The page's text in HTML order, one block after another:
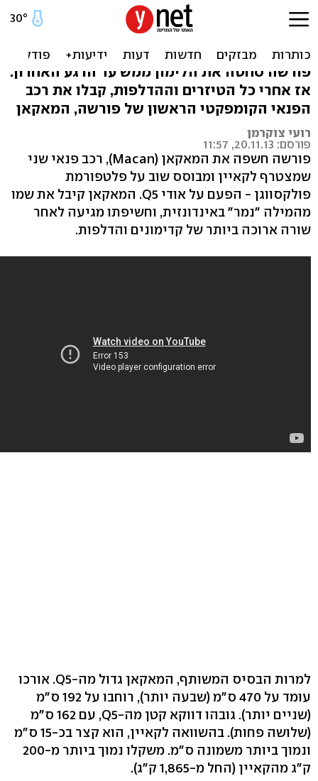
פורשה מאקאן - תמונות
וסרטונים רשמיים
פורשה סחטה את הלימון ממש עד הרגע האחרון.
אז אחרי כל הטיזרים וההדלפות, קבלו את רכב
הפנאי הקומפקטי הראשון של פורשה, המאקאן
רועי צוקרמן
פורסם: 20.11.13, 11:57
פורשה חשפה את המאקאן (Macan), רכב פנאי שני
שמצטרף לקאיין ומבוסס שוב על פלטפורמת
פולקסווגן - הפעם על אודי Q5. המאקאן קיבל את שמו
מהמילה "נמר" באינדונזית, וחשיפתו מגיעה לאחר
שורה ארוכה ביותר של קדימונים והדלפות.
למרות הבסיס המשותף, המאקאן גדול מה-Q5. אורכו
עומד על 470 ס"מ (שבעה יותר), רוחבו על 192 ס"מ
(שניים יותר). גובהו דווקא קטן מה-Q5, עם 162 ס"מ
(שלושה פחות). בהשוואה לקאיין, הוא קצר בכ-15 ס"מ
ונמוך ביותר משמונה ס"מ. משקלו נמוך ביותר מ-200
ק"ג מהקאיין (החל מ-1,865 ק"ג).